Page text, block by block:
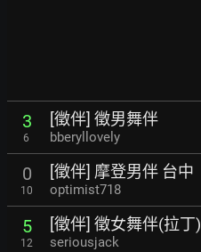
3
6
[徵伴] 徵男舞伴
bberyllovely
0
10
[徵伴] 摩登男伴 台中
optimist718
5
12
[徵伴] 徵女舞伴(拉丁)
seriousjack